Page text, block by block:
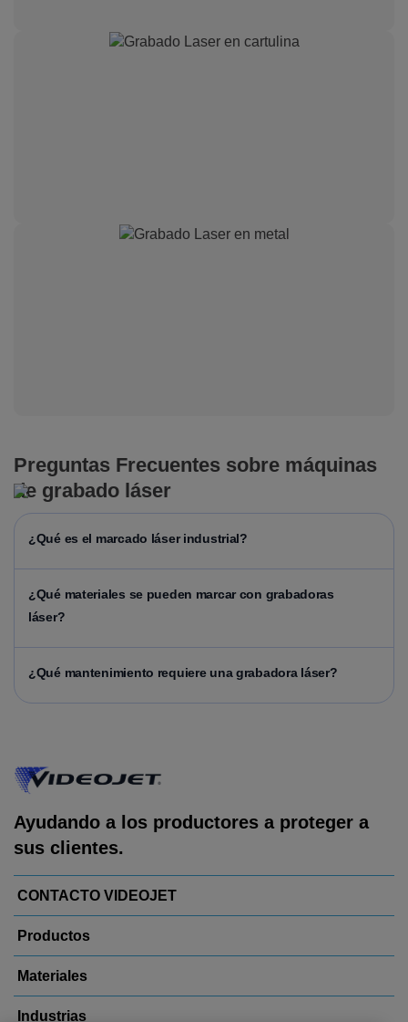
Preguntas Frecuentes sobre máquinas
de grabado láser
¿Qué es el marcado láser industrial?
¿Qué materiales se pueden marcar con grabadoras
láser?
¿Qué mantenimiento requiere una grabadora láser?
Ayudando a los productores a proteger a
sus clientes.
CONTACTO VIDEOJET
Productos
Materiales
Industrias